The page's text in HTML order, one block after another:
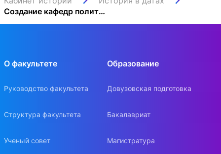
Создание кафедр политической экономии, статистики, сельского домоводства, технологии и наук, относящихся к торговле и фабрикам
О факультете
Руководство факультета
Структура факультета
Ученый совет
Образование
Довузовская подготовка
Бакалавриат
Магистратура